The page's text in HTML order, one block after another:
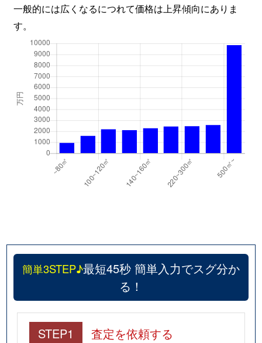
一般的には広くなるにつれて価格は上昇傾向にありま
す。
簡単3STEP♪最短45秒 簡単入力でスグ分か
る！
STEP1 査定を依頼する